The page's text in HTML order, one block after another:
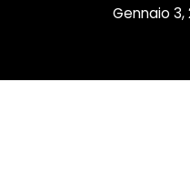
Gennaio 3,